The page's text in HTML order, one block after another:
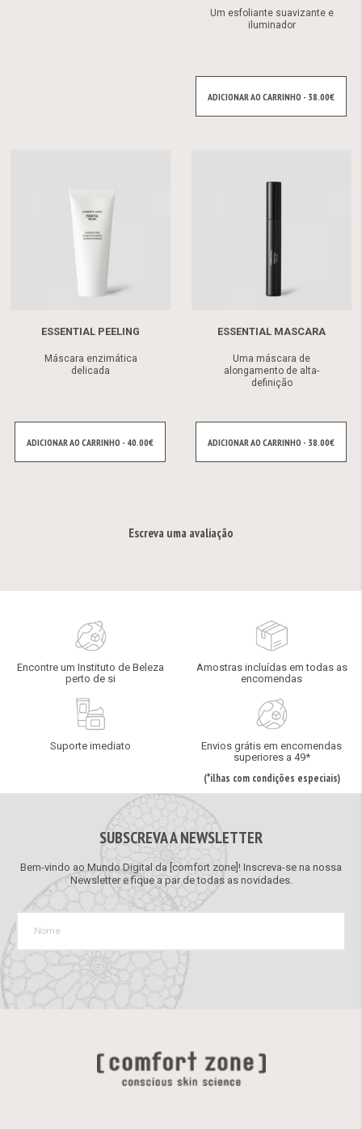
Um esfoliante suavizante e
iluminador
ADICIONAR AO CARRINHO - 38.00€
ESSENTIAL PEELING
Máscara enzimática
delicada
ADICIONAR AO CARRINHO - 40.00€
ESSENTIAL MASCARA
Uma máscara de
alongamento de alta-
definição
ADICIONAR AO CARRINHO - 38.00€
Escreva uma avaliação
Encontre um Instituto de Beleza
perto de si
Amostras incluídas em todas as
encomendas
Suporte imediato
Envios grátis em encomendas
superiores a 49*
(*ilhas com condições especiais)
SUBSCREVA A NEWSLETTER
Bem-vindo ao Mundo Digital da [comfort zone]! Inscreva-se na nossa
Newsletter e fique a par de todas as novidades.